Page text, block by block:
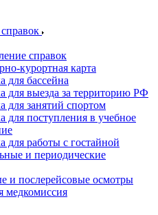
справок
курортная карта
для бассейна
для выезда за территорию РФ
для занятий спортом
для поступления в учебное
для работы с гостайной
и периодические
и послерейсовые осмотры
медкомиссия